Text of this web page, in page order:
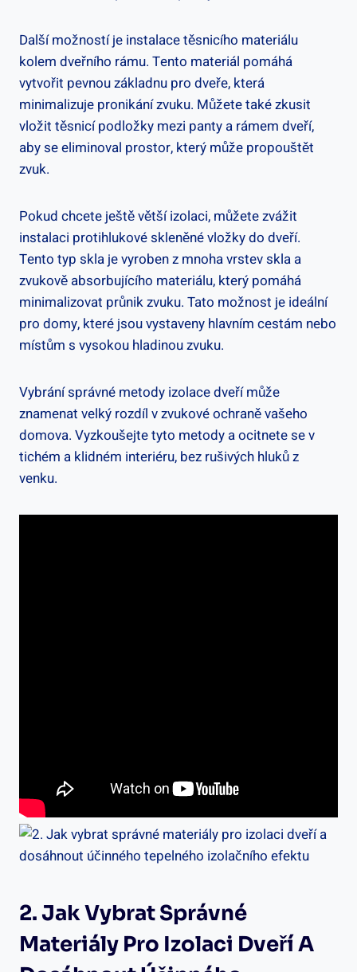
Další možností je instalace těsnicího materiálu
kolem dveřního rámu. Tento materiál pomáhá
vytvořit pevnou základnu pro dveře, která
minimalizuje pronikání zvuku. Můžete také zkusit
vložit těsnicí podložky mezi panty a rámem dveří,
aby se eliminoval prostor, který může propouštět
zvuk.
Pokud chcete ještě větší izolaci, můžete zvážit
instalaci protihlukové skleněné vložky do dveří.
Tento typ skla je vyroben z mnoha vrstev skla a
zvukově absorbujícího materiálu, který pomáhá
minimalizovat průnik zvuku. Tato možnost je ideální
pro domy, které jsou vystaveny hlavním cestám nebo
místům s vysokou hladinou zvuku.
Vybrání správné metody izolace dveří může
znamenat velký rozdíl v zvukové ochraně vašeho
domova. Vyzkoušejte tyto metody a ocitnete se v
tichém a klidném interiéru, bez rušivých hluků z
venku.
2. Jak Vybrat Správné
Materiály Pro Izolaci Dveří A